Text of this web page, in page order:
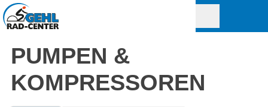
PUMPEN &
KOMPRESSOREN